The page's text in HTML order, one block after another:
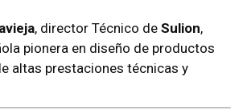
, director Técnico de Sulion,
pionera en diseño de productos
altas prestaciones técnicas y